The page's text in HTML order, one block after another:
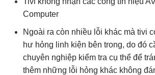
Computer
Ngoài ra còn nhiều lỗi khác mà tivi
hư hỏng linh kiện bên trong, do đó
chuyên nghiệp kiểm tra cụ thể để
thêm những lỗi hỏng khác không